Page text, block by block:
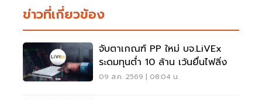
ข่าวที่เกี่ยวข้อง
จับตาเกณฑ์ PP ใหม่ บจ.LiVEx
ระดมทุนต่ำ 10 ล้าน เว้นยื่นไฟลิ่ง
09 ส.ค. 2569 | 08:04 น.